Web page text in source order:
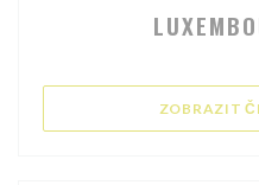
ZOBRAZIT